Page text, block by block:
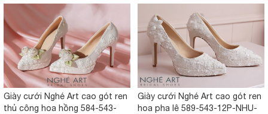
Giày cưới Nghé Art cao gót ren
thủ công hoa hồng 584-543-
Giày cưới Nghé Art cao gót ren
hoa pha lê 589-543-12P-NHU-